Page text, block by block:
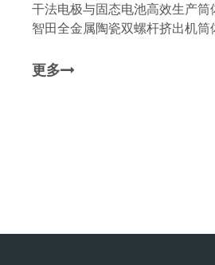
干法电极与固态电池高效生产筒
智田全金属陶瓷双螺杆挤出机筒
池生产设计，提供超耐磨、耐腐
更多